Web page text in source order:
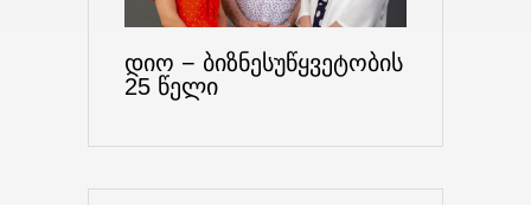
დიო − ბიზნესუწყვეტობის
25 წელი